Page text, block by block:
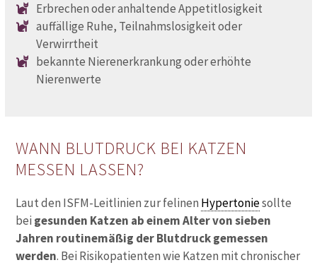
Erbrechen oder anhaltende Appetitlosigkeit
auffällige Ruhe, Teilnahmslosigkeit oder
Verwirrtheit
bekannte Nierenerkrankung oder erhöhte
Nierenwerte
WANN BLUTDRUCK BEI KATZEN
MESSEN LASSEN?
Laut den ISFM-Leitlinien zur felinen Hypertoniesollte
bei gesunden Katzen ab einem Alter von sieben
Jahren routinemäßig der Blutdruck gemessen
werden. Bei Risikopatienten wie Katzen mit chronischer